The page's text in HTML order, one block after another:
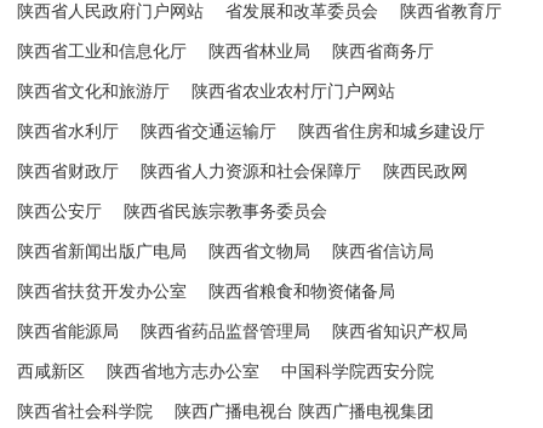
陕西省人民政府门户网站 省发展和改革委员会 陕西省教育厅
陕西省工业和信息化厅 陕西省林业局 陕西省商务厅
陕西省文化和旅游厅 陕西省农业农村厅门户网站
陕西省水利厅 陕西省交通运输厅 陕西省住房和城乡建设厅
陕西省财政厅 陕西省人力资源和社会保障厅 陕西民政网
陕西公安厅 陕西省民族宗教事务委员会
陕西省新闻出版广电局 陕西省文物局 陕西省信访局
陕西省扶贫开发办公室 陕西省粮食和物资储备局
陕西省能源局 陕西省药品监督管理局 陕西省知识产权局
西咸新区 陕西省地方志办公室 中国科学院西安分院
陕西省社会科学院 陕西广播电视台 陕西广播电视集团